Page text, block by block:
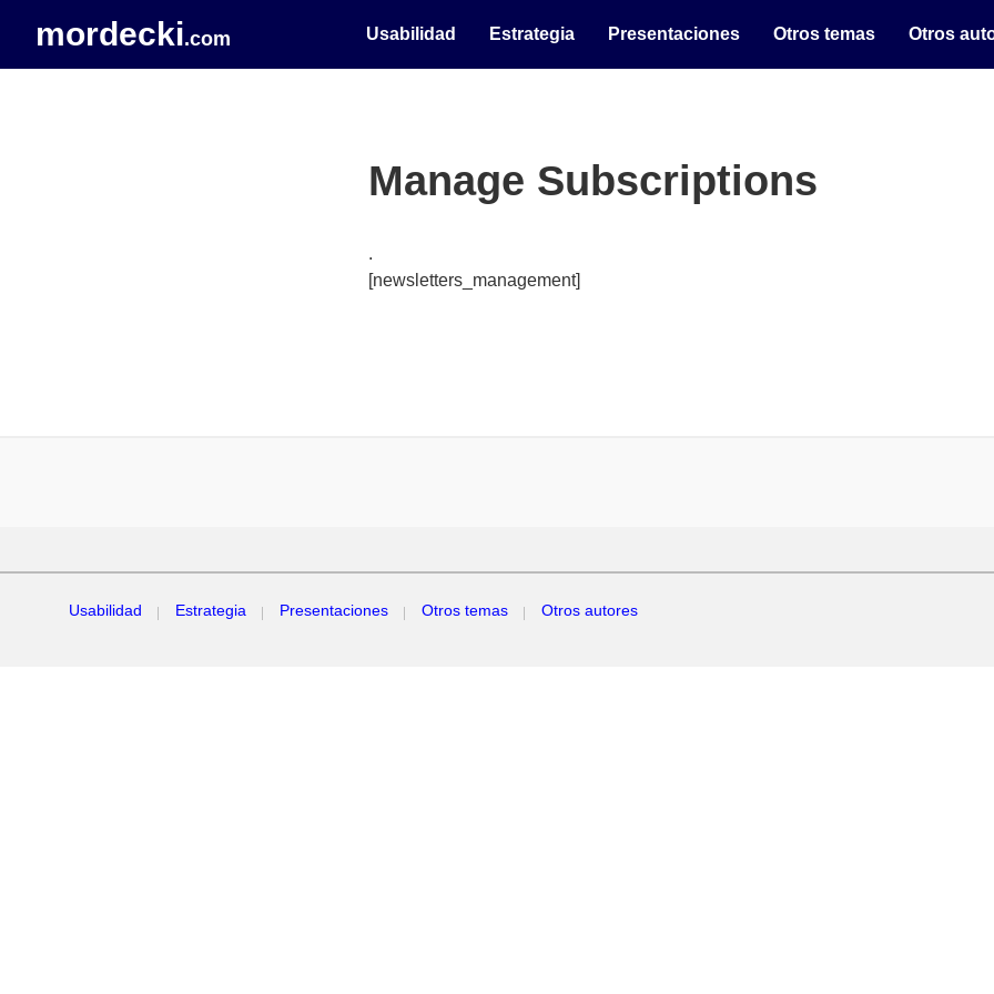
mordecki.com Usabilidad Estrategia Presentaciones Otros temas Otros
Manage Subscriptions
.
[newsletters_management]
Usabilidad Estrategia Presentaciones Otros temas Otros autores